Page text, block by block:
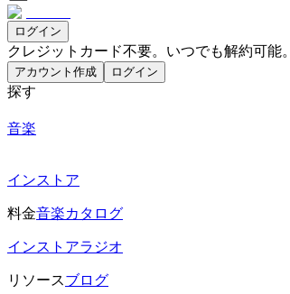
ログイン
クレジットカード不要。いつでも解約可能。
アカウント作成 ログイン
探す
音楽
インストア
料金音楽カタログ
インストアラジオ
リソースブログ